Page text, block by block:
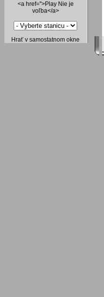
<a href=''>Play Nie je
voľba</a>
Hrať v samostatnom okne